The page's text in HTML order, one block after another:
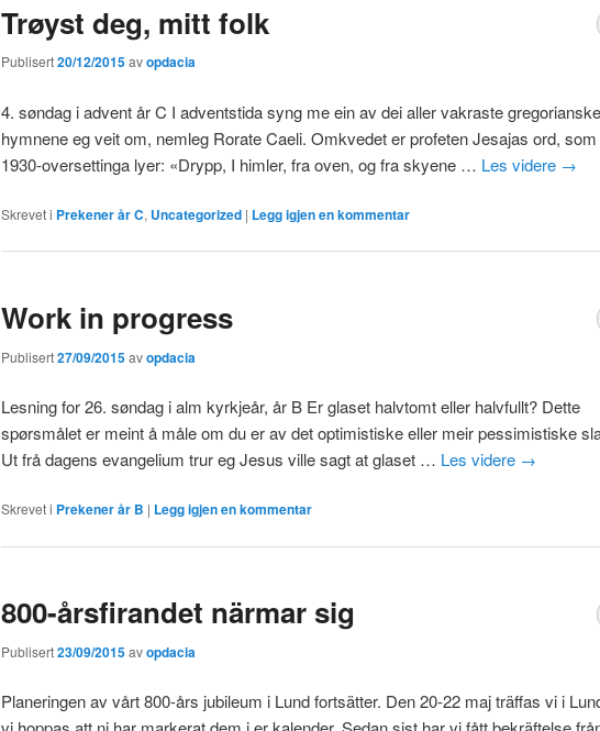
Trøyst deg, mitt folk
Publisert20/12/2015avopdacia
4. søndag i advent år C I adventstida syng me ein av dei aller vakraste gregorianske
hymnene eg veit om, nemleg Rorate Caeli. Omkvedet er profeten Jesajas ord,
1930-oversettinga lyer: «Drypp, I himler, fra oven, og fra skyene … Les videre →
Skrevet i Prekener år C, Uncategorized | Legg igjen en kommentar
Work in progress
Publisert27/09/2015avopdacia
Lesning for 26. søndag i alm kyrkjeår, år B Er glaset halvtomt eller halvfullt? Dette
spørsmålet er meint å måle om du er av det optimistiske eller meir pessimistiske
Ut frå dagens evangelium trur eg Jesus ville sagt at glaset … Les videre →
Skrevet i Prekener år B | Legg igjen en kommentar
800-årsfirandet närmar sig
Publisert23/09/2015avopdacia
Planeringen av vårt 800-års jubileum i Lund fortsätter. Den 20-22 maj träffas vi i